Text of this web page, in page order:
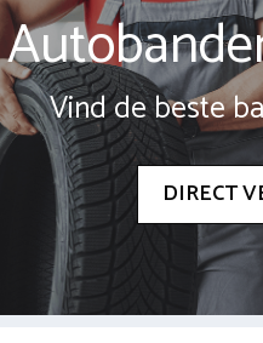
Vind de beste
DIRECT